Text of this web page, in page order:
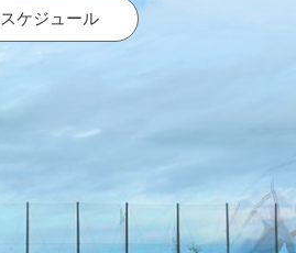
スケジュール